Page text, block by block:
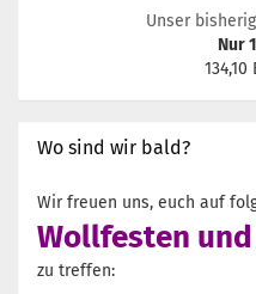
Unser
Nur
134,10
Wo sind wir bald?
Wir freuen uns, euch auf
Wollfesten und
zu treffen: